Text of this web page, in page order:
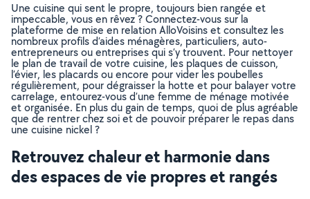
Une cuisine qui sent le propre, toujours bien rangée et
impeccable, vous en rêvez ? Connectez-vous sur la
plateforme de mise en relation AlloVoisins et consultez les
nombreux profils d’aides ménagères, particuliers, auto-
entrepreneurs ou entreprises qui s’y trouvent. Pour nettoyer
le plan de travail de votre cuisine, les plaques de cuisson,
l’évier, les placards ou encore pour vider les poubelles
régulièrement, pour dégraisser la hotte et pour balayer votre
carrelage, entourez-vous d’une femme de ménage motivée
et organisée. En plus du gain de temps, quoi de plus agréable
que de rentrer chez soi et de pouvoir préparer le repas dans
une cuisine nickel ?
Retrouvez chaleur et harmonie dans
des espaces de vie propres et rangés